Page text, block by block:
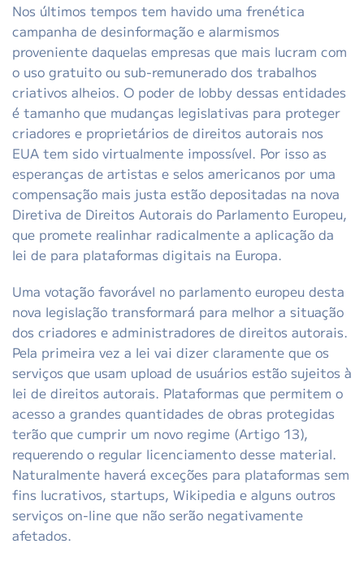
Nos últimos tempos tem havido uma frenética
campanha de desinformação e alarmismos
proveniente daquelas empresas que mais lucram com
o uso gratuito ou sub-remunerado dos trabalhos
criativos alheios. O poder de lobby dessas entidades
é tamanho que mudanças legislativas para proteger
criadores e proprietários de direitos autorais nos
EUA tem sido virtualmente impossível. Por isso as
esperanças de artistas e selos americanos por uma
compensação mais justa estão depositadas na nova
Diretiva de Direitos Autorais do Parlamento Europeu,
que promete realinhar radicalmente a aplicação da
lei de para plataformas digitais na Europa.
Uma votação favorável no parlamento europeu desta
nova legislação transformará para melhor a situação
dos criadores e administradores de direitos autorais.
Pela primeira vez a lei vai dizer claramente que os
serviços que usam upload de usuários estão sujeitos à
lei de direitos autorais. Plataformas que permitem o
acesso a grandes quantidades de obras protegidas
terão que cumprir um novo regime (Artigo 13),
requerendo o regular licenciamento desse material.
Naturalmente haverá exceções para plataformas sem
fins lucrativos, startups, Wikipedia e alguns outros
serviços on-line que não serão negativamente
afetados.